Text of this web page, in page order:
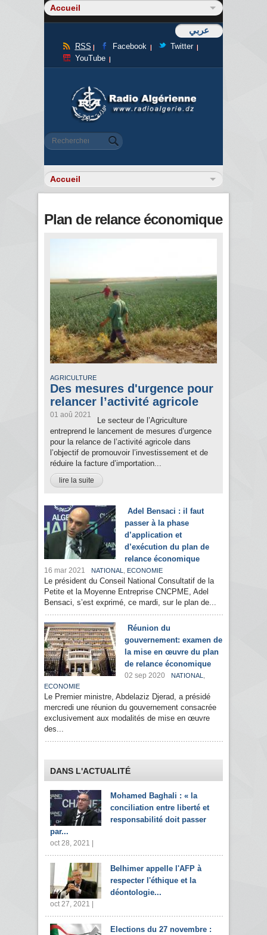
عربي
RSS Facebook
Twitter
YouTube
Formulaire de recherche
Rechercher
Plan de relance économique
AGRICULTURE
Des mesures d'urgence pour
relancer l’activité agricole
01 aoû 2021
Le secteur de l’Agriculture
entreprend le lancement de mesures d’urgence
pour la relance de l’activité agricole dans
l’objectif de promouvoir l’investissement et de
réduire la facture d’importation...
lire la suite
Adel Bensaci : il faut
passer à la phase
d’application et
d’exécution du plan de
relance économique
16 mar 2021 NATIONAL , ECONOMIE
Le président du Conseil National Consultatif de la
Petite et la Moyenne Entreprise CNCPME, Adel
Bensaci, s’est exprimé, ce mardi, sur le plan de...
Réunion du
gouvernement: examen de
la mise en œuvre du plan
de relance économique
02 sep 2020 NATIONAL ,
ECONOMIE
Le Premier ministre, Abdelaziz Djerad, a présidé
mercredi une réunion du gouvernement consacrée
exclusivement aux modalités de mise en œuvre
des...
DANS L'ACTUALITÉ
Mohamed Baghali : « la
conciliation entre liberté et
responsabilité doit passer
par...
oct 28, 2021 |
Belhimer appelle l'AFP à
respecter l'éthique et la
déontologie...
oct 27, 2021 |
Elections du 27 novembre :